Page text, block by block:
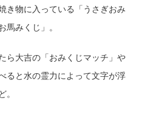
き物に入っている「うさぎおみ
馬みくじ」。
ら大吉の「おみくじマッチ」や
ると水の霊力によって文字が浮
。